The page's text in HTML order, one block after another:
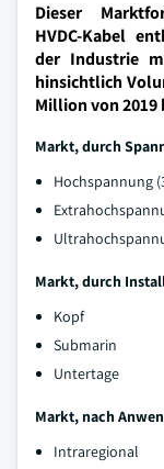
Dieser
HVDC-Kabel
der Industrie
hinsichtlich
Million von 2019
Markt, durch
Hochspannung
Markt, durch
Kopf
Submarin
Untertage
Markt, nach
Intraregional